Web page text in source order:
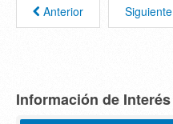
Anterior Siguiente
Información de Interés